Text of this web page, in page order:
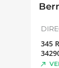
345